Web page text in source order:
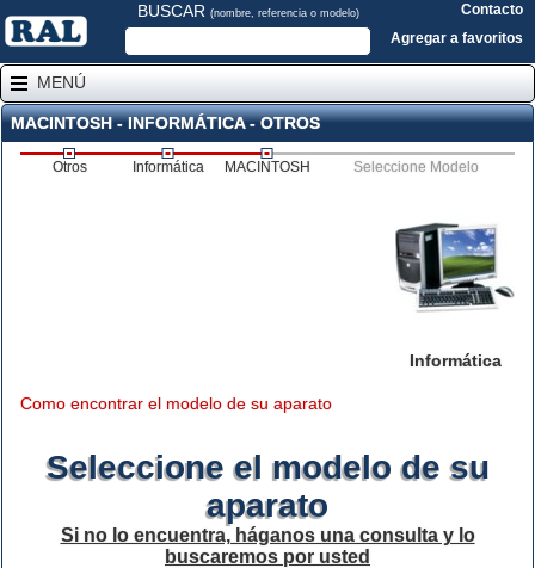
BUSCAR (nombre, referencia o modelo)
Contacto
Agregar a favoritos
MENÚ
MACINTOSH - INFORMÁTICA - OTROS
Otros Informática MACINTOSH Seleccione Modelo
Informática
Como encontrar el modelo de su aparato
Seleccione el modelo de su
aparato
Si no lo encuentra, háganos una consulta y lo
buscaremos por usted